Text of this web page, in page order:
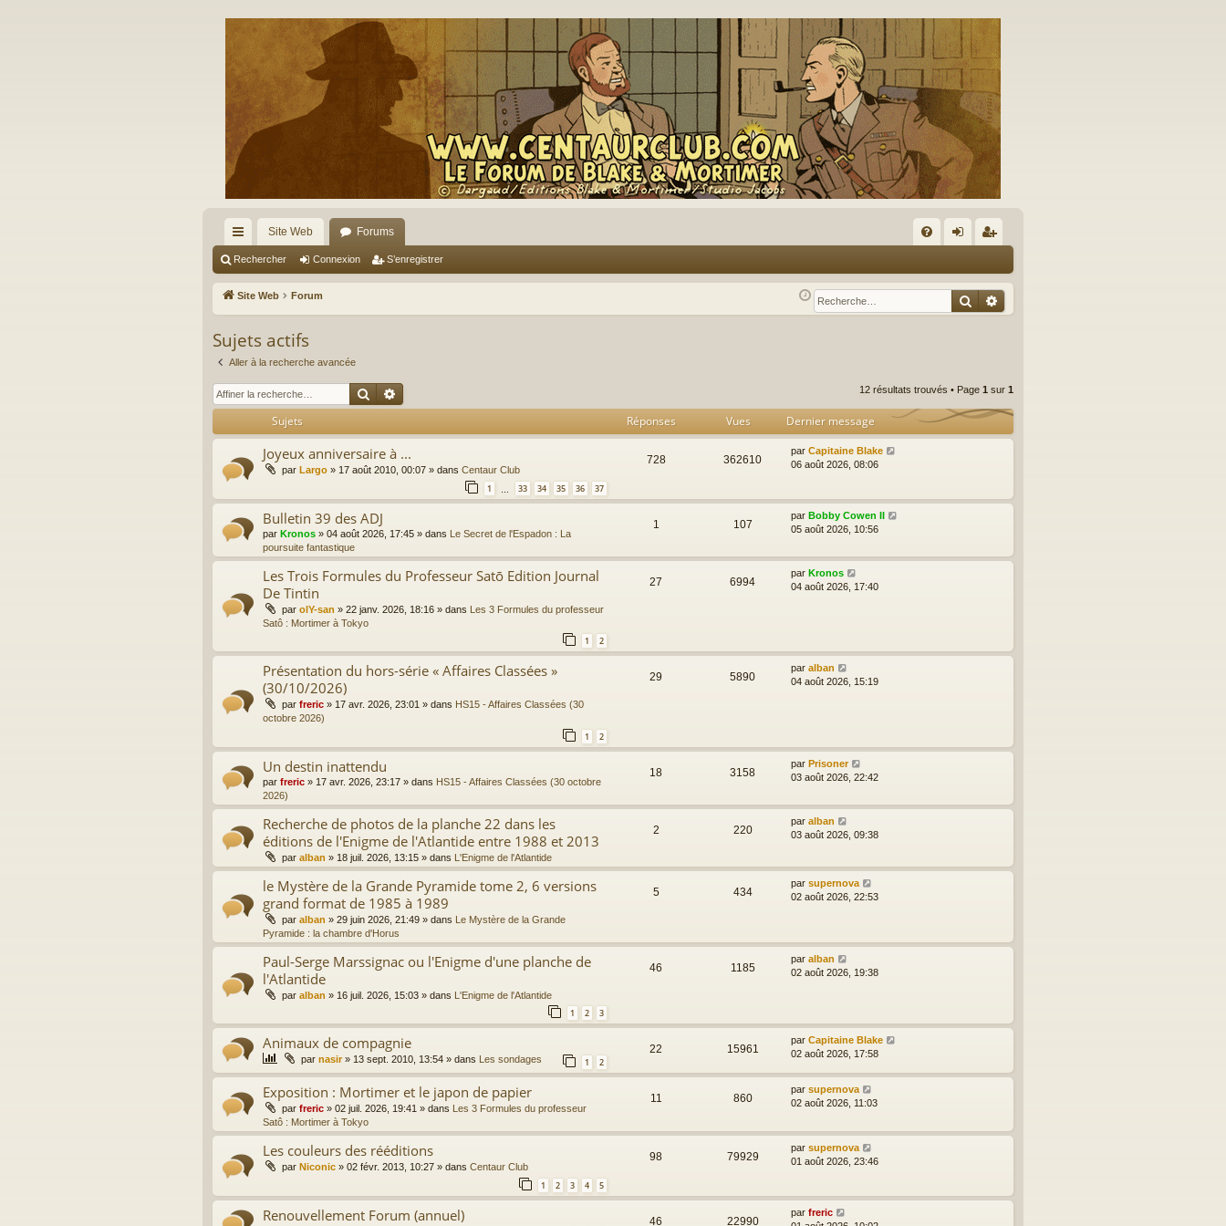
cc
ès
ra
pi
de
Site Web Forums
Q ne
xi
nr
eg
r
Rechercher Connexion S’enregistrer
Site Web Forum Rechercher
Recherche avancée
Sujets actifs
Aller à la recherche avancée
Rechercher 12 résultats trouvés • Page 1 sur 1
Sujets Réponses Vues Dernier message
Joyeux anniversaire à ...
par Largo » 17 août 2010, 00:07 » dans Centaur Club
1 33 34 35 36 37
728 362610
par Capitaine Blake
06 août 2026, 08:06
Bulletin 39 des ADJ
par Kronos » 04 août 2026, 17:45 » dans Le Secret de l'Espadon : La
poursuite fantastique
1 107
par Bobby Cowen II
05 août 2026, 10:56
Les Trois Formules du Professeur Satō Edition Journal
De Tintin
par olY-san » 22 janv. 2026, 18:16 » dans Les 3 Formules du professeur
Satô : Mortimer à Tokyo
1 2
27 6994
par Kronos
04 août 2026, 17:40
Présentation du hors-série « Affaires Classées »
(30/10/2026)
par freric » 17 avr. 2026, 23:01 » dans HS15 - Affaires Classées (30
octobre 2026)
1 2
29 5890
par alban
04 août 2026, 15:19
Un destin inattendu
par freric » 17 avr. 2026, 23:17 » dans HS15 - Affaires Classées (30 octobre
2026)
18 3158
par Prisoner
03 août 2026, 22:42
Recherche de photos de la planche 22 dans les
éditions de l'Enigme de l'Atlantide entre 1988 et 2013
par alban » 18 juil. 2026, 13:15 » dans L'Enigme de l'Atlantide
2 220
par alban
03 août 2026, 09:38
le Mystère de la Grande Pyramide tome 2, 6 versions
grand format de 1985 à 1989
par alban » 29 juin 2026, 21:49 » dans Le Mystère de la Grande
Pyramide : la chambre d'Horus
5 434
par supernova
02 août 2026, 22:53
Paul-Serge Marssignac ou l'Enigme d'une planche de
l'Atlantide
par alban » 16 juil. 2026, 15:03 » dans L'Enigme de l'Atlantide
1 2 3
46 1185
par alban
02 août 2026, 19:38
Animaux de compagnie
par nasir» 13 sept. 2010, 13:54 » dans Les sondages 1 2
22 15961
par Capitaine Blake
02 août 2026, 17:58
Exposition : Mortimer et le japon de papier
par freric » 02 juil. 2026, 19:41 » dans Les 3 Formules du professeur
Satô : Mortimer à Tokyo
11 860
par supernova
02 août 2026, 11:03
Les couleurs des rééditions
par Niconic » 02 févr. 2013, 10:27 » dans Centaur Club
1 2 3 4 5
98 79929
par supernova
01 août 2026, 23:46
Renouvellement Forum (annuel) 46 22990
par freric